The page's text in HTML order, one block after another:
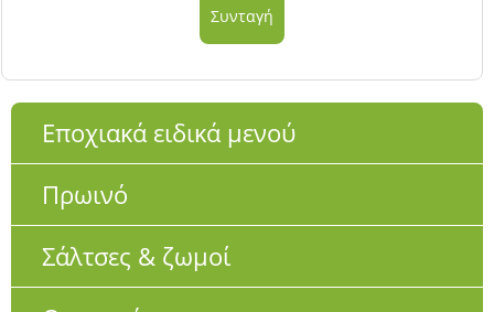
Συνταγή
Εποχιακά ειδικά μενού
Πρωινό
Σάλτσες & ζωμοί